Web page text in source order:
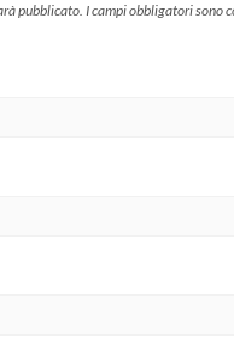
pubblicato. I campi obbligatori sono